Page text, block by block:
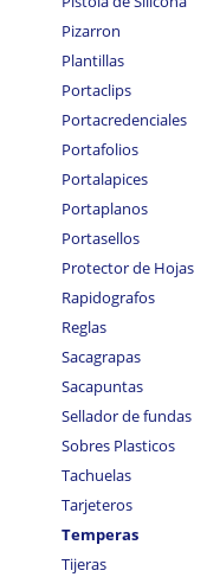
Pizarron
Plantillas
Portaclips
Portacredenciales
Portafolios
Portalapices
Portaplanos
Portasellos
Protector de Hojas
Rapidografos
Reglas
Sacagrapas
Sacapuntas
Sellador de fundas
Sobres Plasticos
Tachuelas
Tarjeteros
Temperas
Tijeras